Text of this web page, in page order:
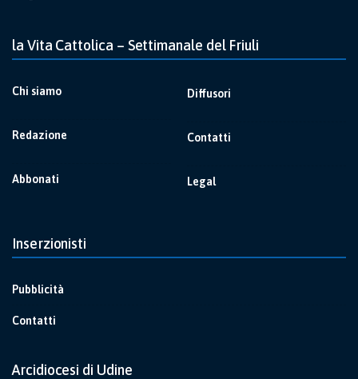
la Vita Cattolica – Settimanale del Friuli
Chi siamo
Redazione
Abbonati
Diffusori
Contatti
Legal
Inserzionisti
Pubblicità
Contatti
Arcidiocesi di Udine